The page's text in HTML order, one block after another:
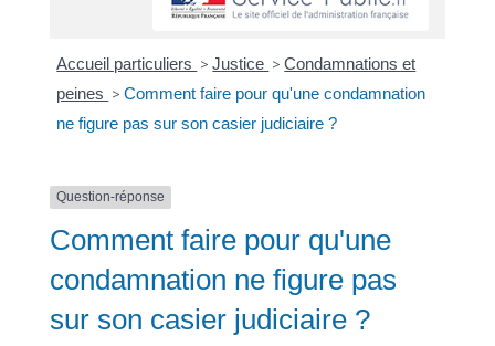
Accueil particuliers > Justice > Condamnations et
peines > Comment faire pour qu'une condamnation
ne figure pas sur son casier judiciaire ?
Question-réponse
Comment faire pour qu'une
condamnation ne figure pas
sur son casier judiciaire ?